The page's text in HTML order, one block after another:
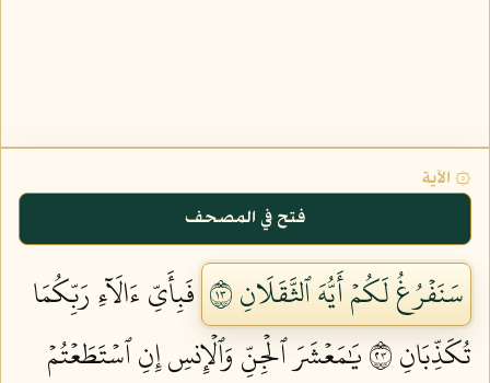
۞ الآية
فتح في المصحف
سَنَفۡرُغُ لَكُمۡ أَيُّهَ ٱلثَّقَلَانِ ٣١
فَبِأَيِّ ءَالَآءِ رَبِّكُمَا
تُكَذِّبَانِ ٣٢
يَٰمَعۡشَرَ ٱلۡجِنِّ وَٱلۡإِنسِ إِنِ ٱسۡتَطَعۡتُمۡ